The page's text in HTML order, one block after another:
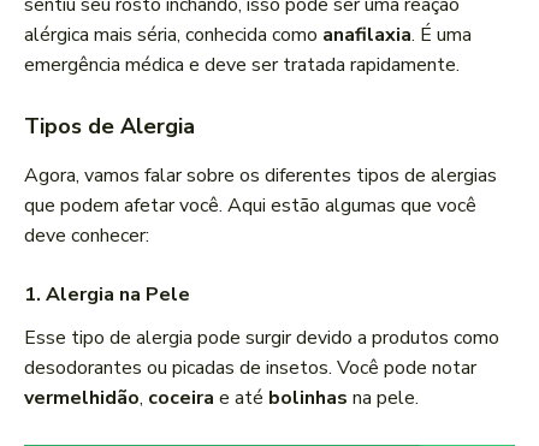
alérgica mais séria, conhecida como anafilaxia. É uma
emergência médica e deve ser tratada rapidamente.
Tipos de Alergia
Agora, vamos falar sobre os diferentes tipos de alergias
que podem afetar você. Aqui estão algumas que você
deve conhecer:
1. Alergia na Pele
Esse tipo de alergia pode surgir devido a produtos como
desodorantes ou picadas de insetos. Você pode notar
vermelhidão, coceira e até bolinhas na pele.